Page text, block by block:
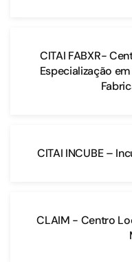
CITAI FABXR-
Especialização
CITAI INCUBE –
CLAIM - Centro